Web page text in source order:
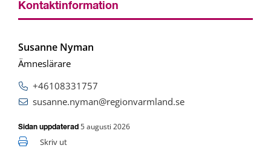
Kontaktinformation
Susanne Nyman
Ämneslärare
+46108331757
susanne.nyman@regionvarmland.se
Sidan uppdaterad 5 augusti 2026
Skriv ut